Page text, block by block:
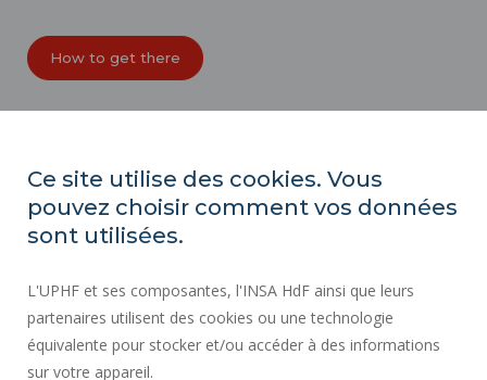
How to get there
PROFESSIONAL EQUALITY INDEX
SITE MAP
PERSONAL DATA
PUBLIC PROCUREMENT
LEGAL INFORMATION
Ce site utilise des cookies. Vous
pouvez choisir comment vos données
sont utilisées.
L'UPHF et ses composantes, l'INSA HdF ainsi que leurs
partenaires utilisent des cookies ou une technologie
équivalente pour stocker et/ou accéder à des informations
sur votre appareil.